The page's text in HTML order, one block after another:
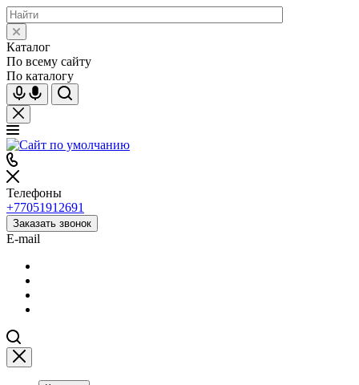
Каталог
По всему сайту
По каталогу
Телефоны
+77051912691
Заказать звонок
E-mail